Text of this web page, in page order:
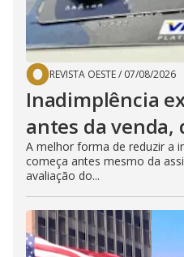
REVISTA OESTE/ 07/08/2026
Inadimplência
antes da venda,
A melhor forma de reduzir a
começa antes mesmo da
avaliação do...